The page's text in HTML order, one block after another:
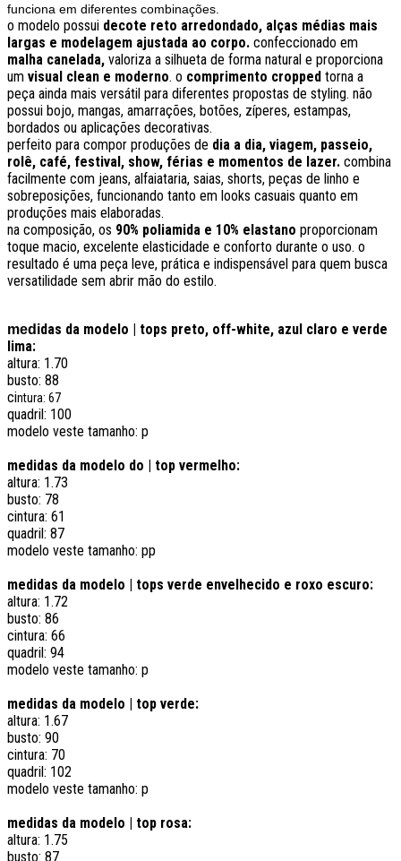
funciona em diferentes combinações.
o modelo possui decote reto arredondado, alças médias mais
largas e modelagem ajustada ao corpo. confeccionado em
malha canelada, valoriza a silhueta de forma natural e proporciona
um visual clean e moderno. o comprimento cropped torna a
peça ainda mais versátil para diferentes propostas de styling. não
possui bojo, mangas, amarrações, botões, zíperes, estampas,
bordados ou aplicações decorativas.
perfeito para compor produções de dia a dia, viagem, passeio,
rolê, café, festival, show, férias e momentos de lazer. combina
facilmente com jeans, alfaiataria, saias, shorts, peças de linho e
sobreposições, funcionando tanto em looks casuais quanto em
produções mais elaboradas.
na composição, os 90% poliamida e 10% elastano proporcionam
toque macio, excelente elasticidade e conforto durante o uso. o
resultado é uma peça leve, prática e indispensável para quem busca
versatilidade sem abrir mão do estilo.
medidas da modelo | tops preto, off-white, azul claro e verde
lima:
altura: 1.70
busto: 88
cintura: 67
quadril: 100
modelo veste tamanho: p
medidas da modelo do | top vermelho:
altura: 1.73
busto: 78
cintura: 61
quadril: 87
modelo veste tamanho: pp
medidas da modelo | tops verde envelhecido e roxo escuro:
altura: 1.72
busto: 86
cintura: 66
quadril: 94
modelo veste tamanho: p
medidas da modelo | top verde:
altura: 1.67
busto: 90
cintura: 70
quadril: 102
modelo veste tamanho: p
medidas da modelo | top rosa:
altura: 1.75
busto: 87